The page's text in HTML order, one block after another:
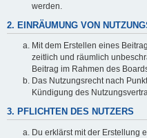
werden.
2. EINRÄUMUNG VON
Mit dem Erstellen eines
zeitlich und räumlich
Beitrag im Rahmen des
Das Nutzungsrecht nach
Kündigung des
3. PFLICHTEN DES NUTZERS
Du erklärst mit der Erstellung